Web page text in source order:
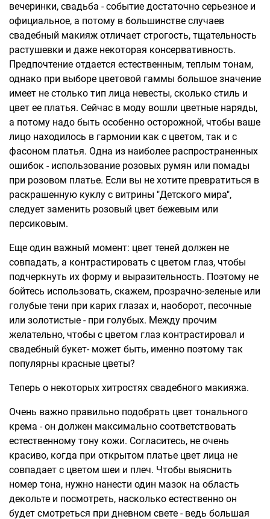
вечеринки, свадьба - событие достаточно серьезное и
официальное, а потому в большинстве случаев
свадебный макияж отличает строгость, тщательность
растушевки и даже некоторая консервативность.
Предпочтение отдается естественным, теплым тонам,
однако при выборе цветовой гаммы большое значение
имеет не столько тип лица невесты, сколько стиль и
цвет ее платья. Сейчас в моду вошли цветные наряды,
а потому надо быть особенно осторожной, чтобы ваше
лицо находилось в гармонии как с цветом, так и с
фасоном платья. Одна из наиболее распространенных
ошибок - использование розовых румян или помады
при розовом платье. Если вы не хотите превратиться в
раскрашенную куклу с витрины "Детского мира",
следует заменить розовый цвет бежевым или
персиковым.
Еще один важный момент: цвет теней должен не
совпадать, а контрастировать с цветом глаз, чтобы
подчеркнуть их форму и выразительность. Поэтому не
бойтесь использовать, скажем, прозрачно-зеленые или
голубые тени при карих глазах и, наоборот, песочные
или золотистые - при голубых. Между прочим
желательно, чтобы с цветом глаз контрастировал и
свадебный букет- может быть, именно поэтому так
популярны красные цветы?
Теперь о некоторых хитростях свадебного макияжа.
Очень важно правильно подобрать цвет тонального
крема - он должен максимально соответствовать
естественному тону кожи. Согласитесь, не очень
красиво, когда при открытом платье цвет лица не
совпадает с цветом шеи и плеч. Чтобы выяснить
номер тона, нужно нанести один мазок на область
декольте и посмотреть, насколько естественно он
будет смотреться при дневном свете - ведь большая